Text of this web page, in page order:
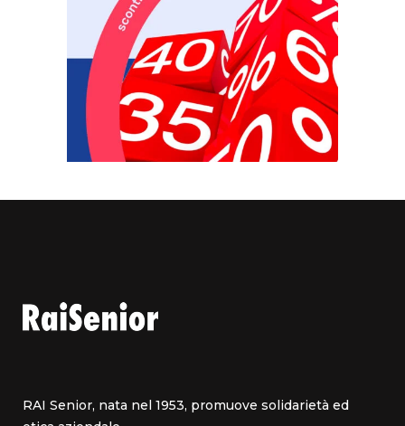
RAI Senior, nata nel 1953, promuove solidarietà ed